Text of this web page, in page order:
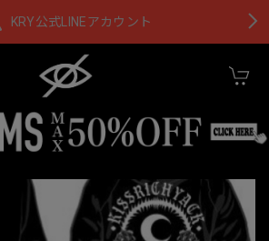
KRY公式LINEアカウント